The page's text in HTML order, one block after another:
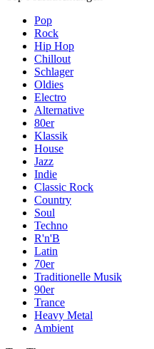
Pop
Rock
Hip Hop
Chillout
Schlager
Oldies
Electro
Alternative
80er
Klassik
House
Jazz
Indie
Classic Rock
Country
Soul
Techno
R'n'B
Latin
70er
Traditionelle Musik
90er
Trance
Heavy Metal
Ambient